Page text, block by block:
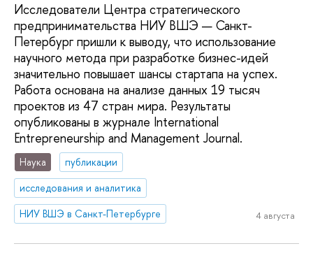
Исследователи Центра стратегического
предпринимательства НИУ ВШЭ — Санкт-
Петербург пришли к выводу, что использование
научного метода при разработке бизнес-идей
значительно повышает шансы стартапа на успех.
Работа основана на анализе данных 19 тысяч
проектов из 47 стран мира. Результаты
опубликованы в журнале International
Entrepreneurship and Management Journal.
Наука
публикации
исследования и аналитика
НИУ ВШЭ в Санкт-Петербурге
4 августа